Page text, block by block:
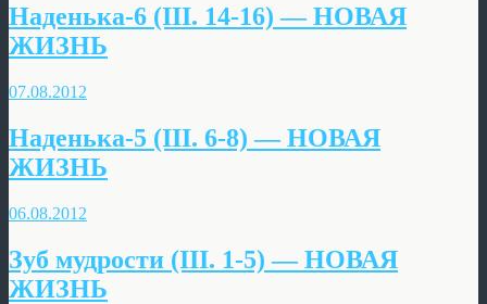
Наденька-6 (III. 14-16) — НОВАЯ
ЖИЗНЬ
07.08.2012
Наденька-5 (III. 6-8) — НОВАЯ
ЖИЗНЬ
06.08.2012
Зуб мудрости (III. 1-5) — НОВАЯ
ЖИЗНЬ